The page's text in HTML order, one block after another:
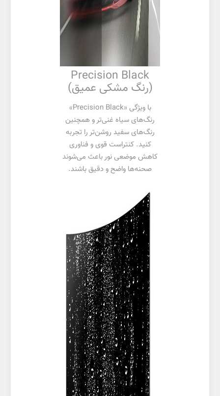
Precision Black
(رنگ مشکی عمیق)
با ویژگی «Precision Black»
رنگ‌های سیاه غنی‌تر و همچنین
رنگ‌های سفید روشن‌تر را تجربه
کنید. کنتراست قوی و فناوری
کاهش موضعی نور باعث می‌شوند
صحنه‌ها واضح و دقیق باشند.